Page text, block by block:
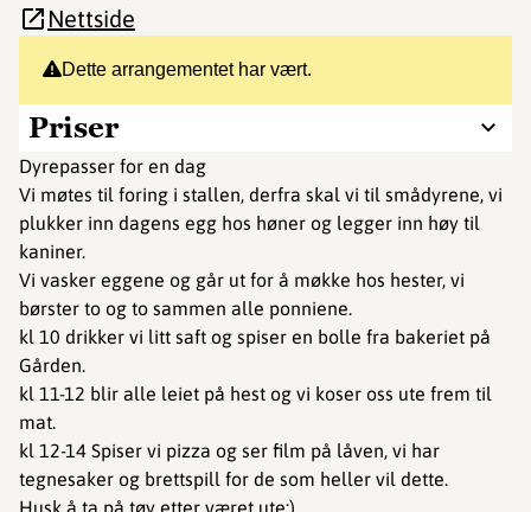
Dette arrangementet har vært.
Priser
Dyrepasser for en dag
Vi møtes til foring i stallen, derfra skal vi til smådyrene, vi
plukker inn dagens egg hos høner og legger inn høy til
kaniner.
Vi vasker eggene og går ut for å møkke hos hester, vi
børster to og to sammen alle ponniene.
kl 10 drikker vi litt saft og spiser en bolle fra bakeriet på
Gården.
kl 11-12 blir alle leiet på hest og vi koser oss ute frem til
mat.
kl 12-14 Spiser vi pizza og ser film på låven, vi har
tegnesaker og brettspill for de som heller vil dette.
Husk å ta på tøy etter været ute:)
Nettside